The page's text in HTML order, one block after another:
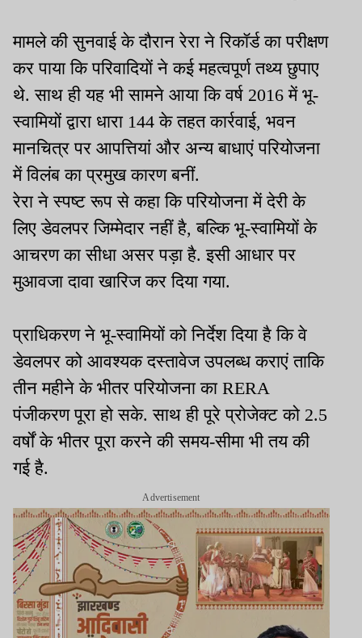
मामले की सुनवाई के दौरान रेरा ने रिकॉर्ड का परीक्षण
कर पाया कि परिवादियों ने कई महत्वपूर्ण तथ्य छुपाए
थे. साथ ही यह भी सामने आया कि वर्ष 2016 में भू-
स्वामियों द्वारा धारा 144 के तहत कार्रवाई, भवन
मानचित्र पर आपत्तियां और अन्य बाधाएं परियोजना
में विलंब का प्रमुख कारण बनीं.
रेरा ने स्पष्ट रूप से कहा कि परियोजना में देरी के
लिए डेवलपर जिम्मेदार नहीं है, बल्कि भू-स्वामियों के
आचरण का सीधा असर पड़ा है. इसी आधार पर
मुआवजा दावा खारिज कर दिया गया.
प्राधिकरण ने भू-स्वामियों को निर्देश दिया है कि वे
डेवलपर को आवश्यक दस्तावेज उपलब्ध कराएं ताकि
तीन महीने के भीतर परियोजना का RERA
पंजीकरण पूरा हो सके. साथ ही पूरे प्रोजेक्ट को 2.5
वर्षों के भीतर पूरा करने की समय-सीमा भी तय की
गई है.
Advertisement